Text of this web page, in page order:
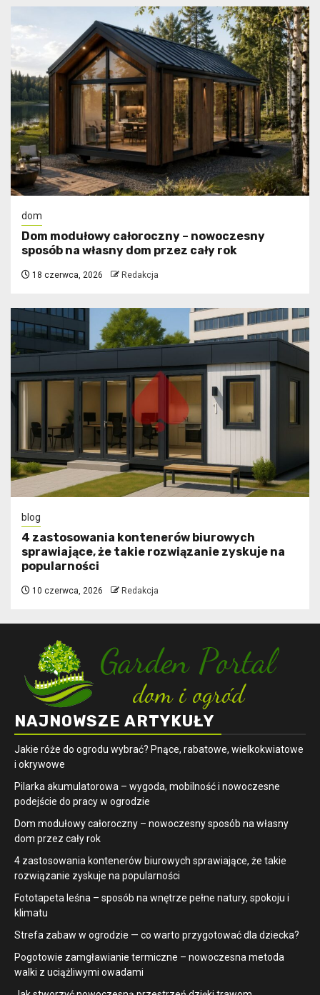
dom
Dom modułowy całoroczny – nowoczesny
sposób na własny dom przez cały rok
18 czerwca, 2026 Redakcja
blog
4 zastosowania kontenerów biurowych
sprawiające, że takie rozwiązanie zyskuje na
popularności
10 czerwca, 2026 Redakcja
NAJNOWSZE ARTYKUŁY
Jakie róże do ogrodu wybrać? Pnące, rabatowe, wielkokwiatowe
i okrywowe
Pilarka akumulatorowa – wygoda, mobilność i nowoczesne
podejście do pracy w ogrodzie
Dom modułowy całoroczny – nowoczesny sposób na własny
dom przez cały rok
4 zastosowania kontenerów biurowych sprawiające, że takie
rozwiązanie zyskuje na popularności
​Fototapeta leśna – sposób na wnętrze pełne natury, spokoju i
klimatu
Strefa zabaw w ogrodzie — co warto przygotować dla dziecka?
Pogotowie zamgławianie termiczne – nowoczesna metoda
walki z uciążliwymi owadami